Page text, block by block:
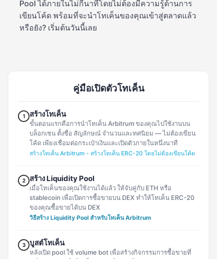
Pool ได้ภายในไม่กี่นาทีโดยไม่ต้องมีความรู้ด้านการ
เขียนโค้ด พร้อมที่จะนำโทเค็นของคุณเข้าสู่ตลาดแล้ว
หรือยัง? เริ่มต้นวันนี้เลย
คู่มือเปิดตัวโทเค็น
1 สร้างโทเค็น
ขั้นตอนแรกคือการนำโทเค็น Arbitrum ของคุณไปใช้งานบน
บล็อกเชน ตั้งชื่อ สัญลักษณ์ จำนวนและทศนิยม — ไม่ต้องเขียน
โค้ด เพียงเชื่อมต่อกระเป๋าเงินและเปิดตัวภายในหนึ่งนาที
สร้างโทเค็น Arbitrum - สร้างโทเค็น ERC-20 โดยไม่ต้องเขียนโค้ด
2 สร้าง Liquidity Pool
เมื่อโทเค็นของคุณใช้งานได้แล้ว ให้จับคู่กับ ETH หรือ
stablecoin เพื่อเปิดการซื้อขายบน DEX ทำให้โทเค็น ERC-20
ของคุณซื้อขายได้บน DEX
วิธีสร้าง Liquidity Pool สำหรับโทเค็น Arbitrum
3 บูสต์โทเค็น
หลังเปิด pool ใช้ volume bot เพื่อสร้างกิจกรรมการซื้อขายที่